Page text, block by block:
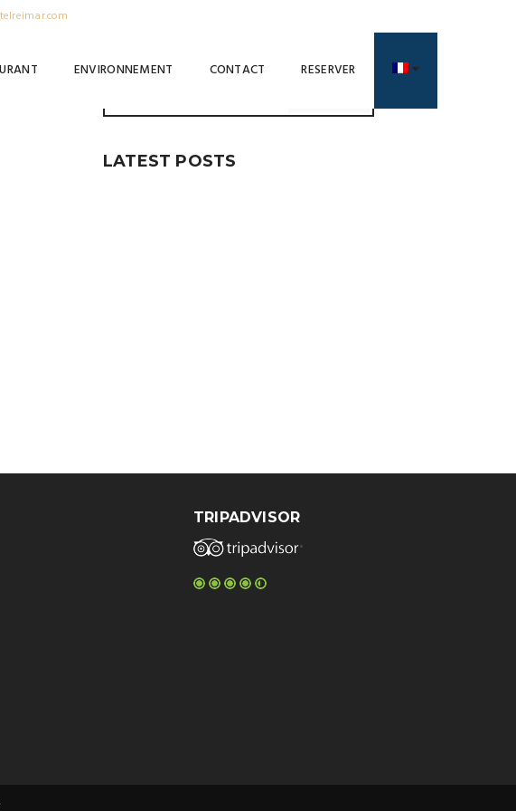
ENVIRONNEMENT CONTACT RESERVER
LATEST POSTS
TRIPADVISOR